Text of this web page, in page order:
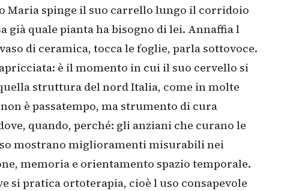
Maria spinge il suo carrello lungo il corridoio
già quale pianta ha bisogno di lei. Annaffia l
di ceramica, tocca le foglie, parla sottovoce.
è il momento in cui il suo cervello si
struttura del nord Italia, come in molte
è passatempo, ma strumento di cura
quando, perché: gli anziani che curano le
mostrano miglioramenti misurabili nei
memoria e orientamento spazio temporale.
si pratica ortoterapia, cioè l uso consapevole